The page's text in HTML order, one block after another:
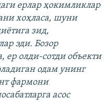
ерлар ҳокимликлар
хоҳласа, шуни
зид,
эди. Бозор
ер олди-сотди объекти
одам унинг
фармони
асос